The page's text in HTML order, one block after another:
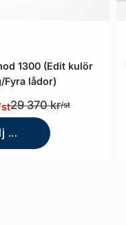
1300 (Edit kulör
Fyra lådor)
29 370 kr/st
...